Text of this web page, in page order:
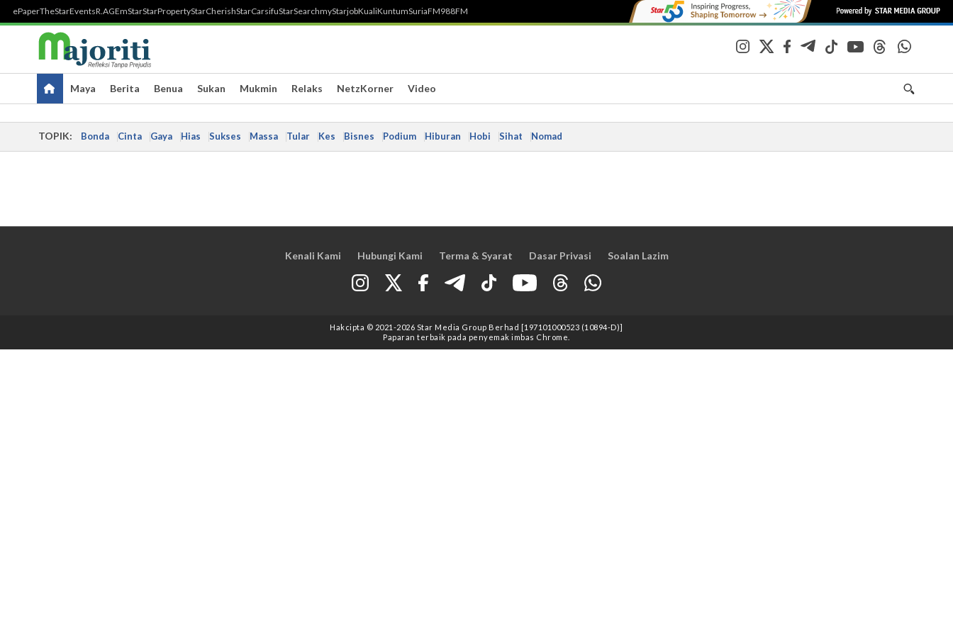
ePaperTheStarEventsR.AGEmStarStarPropertyStarCherishStarCarsifuStarSearchmyStarjobKualiKuntumSuriaFM988FM
Maya Berita Benua Sukan Mukmin Relaks NetzKorner Video
TOPIK: Bonda Cinta Gaya Hias Sukses Massa Tular Kes Bisnes Podium Hiburan Hobi Sihat Nomad
Kenali Kami Hubungi Kami Terma & Syarat Dasar Privasi Soalan Lazim
Hakcipta © 2021 -2026 Star Media Group Berhad [197101000523 (10894-D)]
Paparan terbaik pada penyemak imbas Chrome.